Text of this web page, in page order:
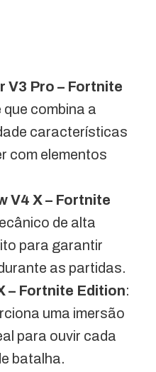
V3 Pro – Fortnite
que combina a
características
com elementos
V4 X – Fortnite
de alta
para garantir
as partidas.
– Fortnite Edition:
uma imersão
para ouvir cada
batalha.